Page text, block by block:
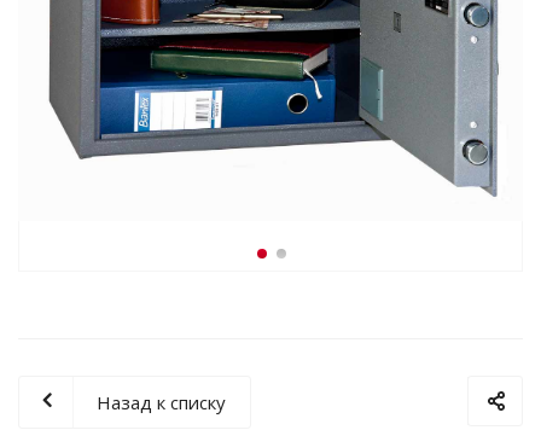
Назад к списку